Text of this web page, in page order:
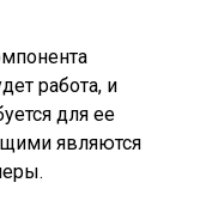
работа, и
для ее
являются